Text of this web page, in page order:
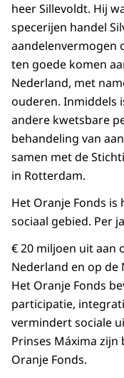
heer Sillevoldt. Hij
specerijen handel
aandelenvermogen
ten goede komen
Nederland, met
ouderen. Inmiddels
andere kwetsbare
behandeling van
samen met de
in Rotterdam.
Het Oranje Fonds
sociaal gebied. Per
€ 20 miljoen uit aan
Nederland en op de
Het Oranje Fonds
participatie,
vermindert sociale
Prinses Máxima
Oranje Fonds.